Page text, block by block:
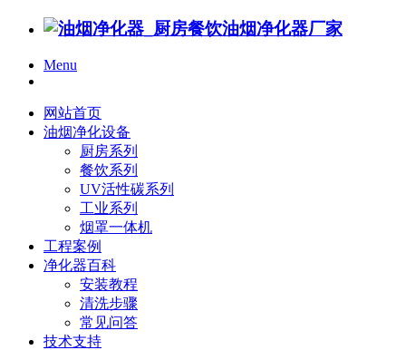
Menu
网站首页
油烟净化设备
厨房系列
餐饮系列
UV活性碳系列
工业系列
烟罩一体机
工程案例
净化器百科
安装教程
清洗步骤
常见问答
技术支持